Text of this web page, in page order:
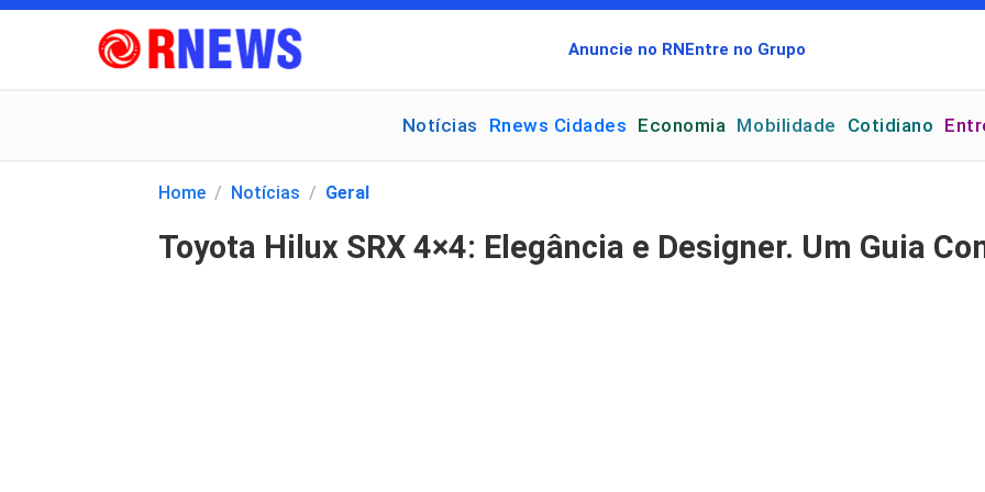
Anuncie no RNEntre no Grupo
Pesquisar
por:
Notícias Rnews Cidades Economia Mobilidade Cotidiano
Home / Notícias / Geral
Toyota Hilux SRX 4×4: Elegância e Designer. Um Guia